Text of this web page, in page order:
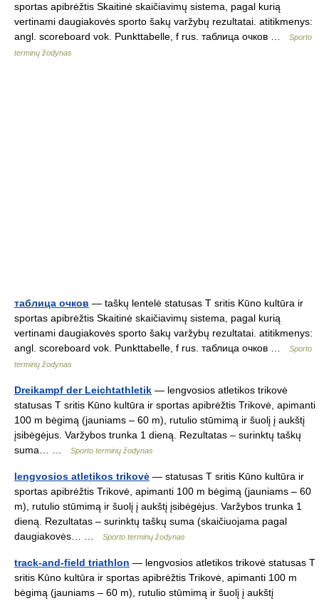
sportas apibrėžtis Skaitinė skaičiavimų sistema, pagal kurią
vertinami daugiakovės sporto šakų varžybų rezultatai. atitikmenys:
angl. scoreboard vok. Punkttabelle, f rus. таблица очков …
Sporto
terminų žodynas
таблица очков — taškų lentelė statusas T sritis Kūno kultūra ir
sportas apibrėžtis Skaitinė skaičiavimų sistema, pagal kurią
vertinami daugiakovės sporto šakų varžybų rezultatai. atitikmenys:
angl. scoreboard vok. Punkttabelle, f rus. таблица очков …
Sporto
terminų žodynas
Dreikampf der Leichtathletik — lengvosios atletikos trikovė
statusas T sritis Kūno kultūra ir sportas apibrėžtis Trikovė, apimanti
100 m bėgimą (jauniams – 60 m), rutulio stūmimą ir šuolį į aukštį
įsibėgėjus. Varžybos trunka 1 dieną. Rezultatas – surinktų taškų
suma… …
Sporto terminų žodynas
lengvosios atletikos trikovė — statusas T sritis Kūno kultūra ir
sportas apibrėžtis Trikovė, apimanti 100 m bėgimą (jauniams – 60
m), rutulio stūmimą ir šuolį į aukštį įsibėgėjus. Varžybos trunka 1
dieną. Rezultatas – surinktų taškų suma (skaičiuojama pagal
daugiakovės… …
Sporto terminų žodynas
track-and-field triathlon — lengvosios atletikos trikovė statusas T
sritis Kūno kultūra ir sportas apibrėžtis Trikovė, apimanti 100 m
bėgimą (jauniams – 60 m), rutulio stūmimą ir šuolį į aukštį